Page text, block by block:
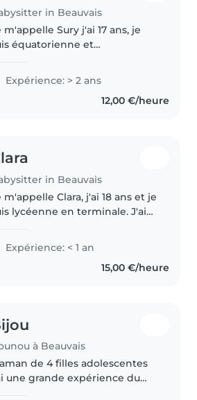
in Beauvais
m'appelle Sury j'ai 17 ans, je
équatorienne et
au lycée. Je parle deux
ce qui me permet de
facilement à
Expérience: > 2 ans
12,00 €/heure
in Beauvais
m'appelle Clara, j'ai 18 ans et je
lycéenne en terminale. J'ai
fille de 2 ans. Dans la vie
Expérience: < 1 an
15,00 €/heure
à Beauvais
de 4 filles adolescentes
une grande expérience du